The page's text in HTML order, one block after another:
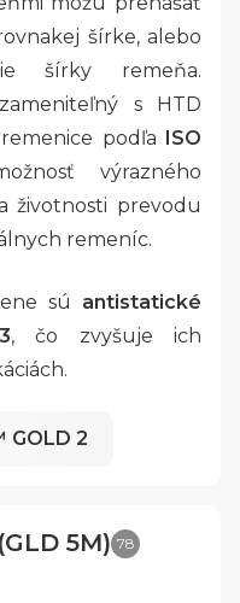
šírke, alebo
šírky remeňa.
s HTD
podľa ISO
výrazného
životnosti prevodu
remeníc.
sú antistatické
, čo zvyšuje ich
GOLD 2
5M) 78